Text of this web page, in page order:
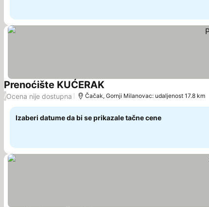
Prenoćište KUĆERAKPogledaj cene
/Ocena nije dostupna Čačak, Gornji Milanovac: udaljenost 17.8 km
Izaberi datume da bi se prikazale tačne cene